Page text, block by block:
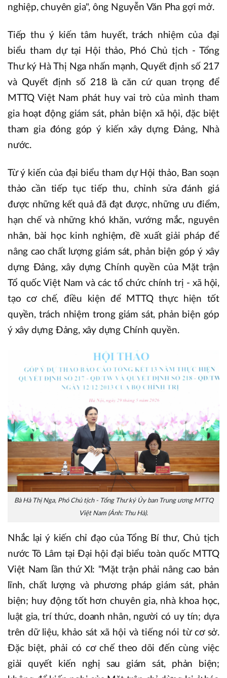
nghiệp, chuyên gia", ông Nguyễn Văn Pha gợi mở.
Tiếp thu ý kiến tâm huyết, trách nhiệm của đại
biểu tham dự tại Hội thảo, Phó Chủ tịch - Tổng
Thư ký Hà Thị Nga nhấn mạnh, Quyết định số 217
và Quyết định số 218 là căn cứ quan trọng để
MTTQ Việt Nam phát huy vai trò của mình tham
gia hoạt động giám sát, phản biện xã hội, đặc biệt
tham gia đóng góp ý kiến xây dựng Đảng, Nhà
nước.
Từ ý kiến của đại biểu tham dự Hội thảo, Ban soạn
thảo cần tiếp tục tiếp thu, chỉnh sửa đánh giá
được những kết quả đã đạt được, những ưu điểm,
hạn chế và những khó khăn, vướng mắc, nguyên
nhân, bài học kinh nghiệm, đề xuất giải pháp để
nâng cao chất lượng giám sát, phản biện góp ý xây
dựng Đảng, xây dựng Chính quyền của Mặt trận
Tổ quốc Việt Nam và các tổ chức chính trị - xã hội,
tạo cơ chế, điều kiện để MTTQ thực hiện tốt
quyền, trách nhiệm trong giám sát, phản biện góp
ý xây dựng Đảng, xây dựng Chính quyền.
Bà Hà Thị Nga, Phó Chủ tịch - Tổng Thư ký Ủy ban Trung ương MTTQ
Việt Nam (Ảnh: Thu Hà).
Nhắc lại ý kiến chỉ đạo của Tổng Bí thư, Chủ tịch
nước Tô Lâm tại Đại hội đại biểu toàn quốc MTTQ
Việt Nam lần thứ XI: "Mặt trận phải nâng cao bản
lĩnh, chất lượng và phương pháp giám sát, phản
biện; huy động tốt hơn chuyên gia, nhà khoa học,
luật gia, trí thức, doanh nhân, người có uy tín; dựa
trên dữ liệu, khảo sát xã hội và tiếng nói từ cơ sở.
Đặc biệt, phải có cơ chế theo dõi đến cùng việc
giải quyết kiến nghị sau giám sát, phản biện;